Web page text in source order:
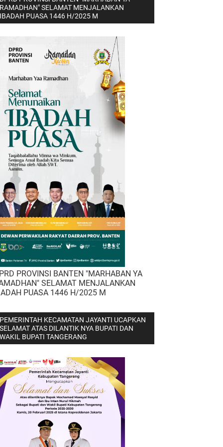
RAMADHAN" SELAMAT MENJALANKAN
IBADAH PUASA 1446 H/2025 M
PROVINSI BANTEN "MARHABAN YA
SELAMAT MENJALANKAN
PUASA 1446 H/2025 M
PEMERINTAH KECAMATAN JAYANTI UCAPKAN
SELAMAT ATAS DILANTIK NYA BUPATI DAN
WAKIL BUPATI TANGERANG